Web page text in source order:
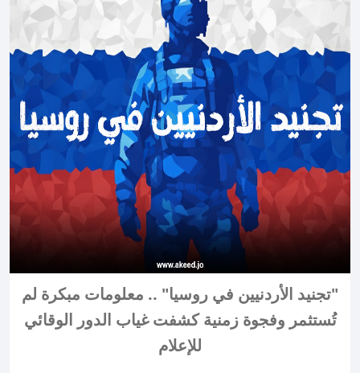
"تجنيد الأردنيين في روسيا" .. معلومات مبكرة لم
تُستثمر وفجوة زمنية كشفت غياب الدور الوقائي
للإعلام